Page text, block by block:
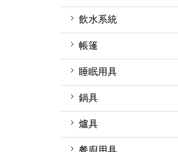
保暖上衣
透氣排汗襯衫
長袖排汗衫
短袖排汗衫
雨衣 防水褲
背心
襪子
保暖頭巾
圍巾
鈦鍋
鈦盤
鈦碗
登山背包(未滿30L)
收納袋 旅行袋 盥洗包
腰包 零錢包 小物袋
登頂包
單肩休閒背包
側背包
頭燈
營燈
瓦斯燈
手電筒
燈條
旋轉扣
快扣式
折疊式
登山杖配件週邊
飲水系統
淨水濾水器
水壺 水瓶
水袋
保溫瓶
水壺水袋週邊
帳篷
1~3人 帳篷
4人以上 帳篷
炊事帳 客廳帳
衛浴帳
睡眠用具
化纖睡袋 蓋毯
睡袋內套
吊床與吊床週邊
鍋具
鍋具週邊
不鏽鋼鍋
爐具
瓦斯爐